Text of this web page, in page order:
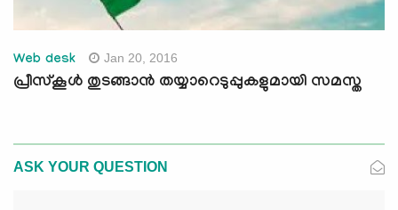
Web desk Jan 20, 2016
പ്രീസ്‌കൂള്‍ തുടങ്ങാന്‍ തയ്യാറെടുപ്പുകളുമായി സമസ്ത
ASK YOUR QUESTION